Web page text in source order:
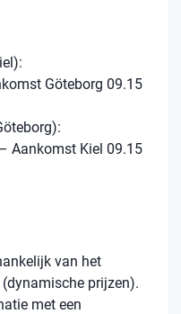
Göteborg 09.15
Aankomst Kiel 09.15
van het
prijzen).
met een